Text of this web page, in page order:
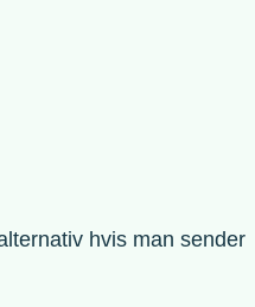
hvis man sender